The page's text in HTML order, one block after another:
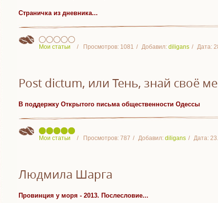
Страничка из дневника...
Мои статьи Просмотров: 1081 Добавил: diligans Дата:
Post dictum, или Тень, знай своё
В поддержку Открытого письма общественности Одессы
Мои статьи Просмотров: 787 Добавил: diligans Дата:
Людмила Шарга
Провинция у моря - 2013. Послесловие...